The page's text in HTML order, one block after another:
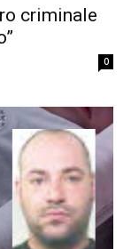
criminale
0